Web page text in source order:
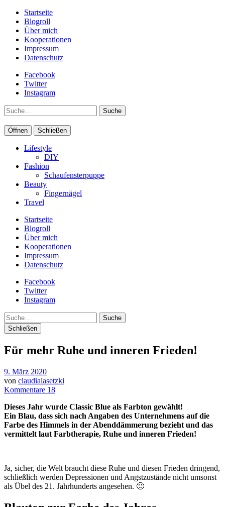
Startseite
Blogroll
Über mich
Kooperationen
Impressum
Datenschutz
Facebook
Twitter
Instagram
Suche
Öffnen Schließen
Lifestyle
DIY
Fashion
Schaufensterpuppe
Beauty
Fingernägel
Travel
Startseite
Blogroll
Über mich
Kooperationen
Impressum
Datenschutz
Facebook
Twitter
Instagram
Suche
Schließen
Für mehr Ruhe und inneren Frieden!
9. März 2020
von claudialasetzki
Kommentare 18
Dieses Jahr wurde Classic Blue als Farbton gewählt!
Ein Blau, dass sich nach Angaben des Unternehmens auf die
Farbe des Himmels in der Abenddämmerung bezieht und das
vermittelt laut Farbtherapie, Ruhe und inneren Frieden!
Ja, sicher, die Welt braucht diese Ruhe und diesen Frieden dringend,
schließlich werden Depressionen und Angstzustände nicht umsonst
als Übel des 21. Jahrhunderts angesehen. 🙁